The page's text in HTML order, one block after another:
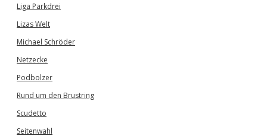
Liga Parkdrei
Lizas Welt
Michael Schröder
Netzecke
Podbolzer
Rund um den Brustring
Scudetto
Seitenwahl